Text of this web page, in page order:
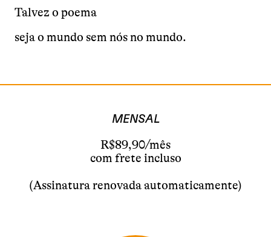
Talvez o poema
seja o mundo sem nós no mundo.
MENSAL
R$89,90/mês
com frete incluso
(Assinatura renovada automaticamente)